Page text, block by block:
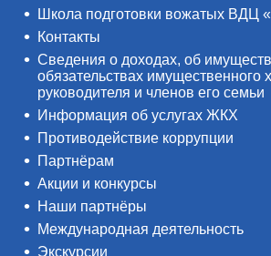
Школа подготовки вожатых ВДЦ
Контакты
Сведения о доходах, об
обязательствах имущественного
руководителя и членов его семьи
Информация об услугах ЖКХ
Противодействие коррупции
Партнёрам
Акции и конкурсы
Наши партнёры
Международная деятельность
Экскурсии